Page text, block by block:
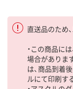
直送品のため
・この商品に
場合がありま
は、商品到着
ルにて印刷す